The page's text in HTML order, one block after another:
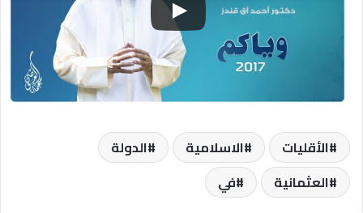
الأقليات الاسلامية
الدولة
العثمانية
في